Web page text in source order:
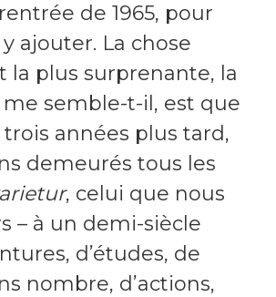
de 1965, pour
y ajouter. La chose
la plus surprenante, la
me semble-t-il, est que
années plus tard,
demeurés tous les
, celui que nous
– à un demi-siècle
d’études, de
nombre, d’actions,